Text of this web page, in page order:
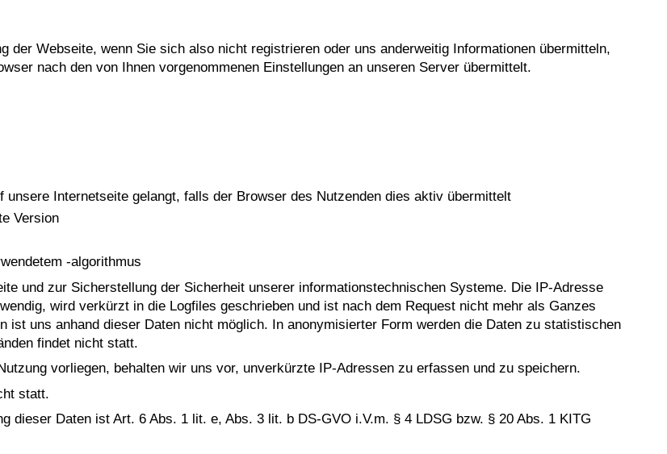
der Webseite, wenn Sie sich also nicht registrieren oder uns anderweitig Informationen übermitteln,
nach den von Ihnen vorgenommenen Einstellungen an unseren Server übermittelt.
Internetseite gelangt, falls der Browser des Nutzenden dies aktiv übermittelt
Version
-algorithmus
und zur Sicherstellung der Sicherheit unserer informationstechnischen Systeme. Die IP-Adresse
wird verkürzt in die Logfiles geschrieben und ist nach dem Request nicht mehr als Ganzes
uns anhand dieser Daten nicht möglich. In anonymisierter Form werden die Daten zu statistischen
findet nicht statt.
vorliegen, behalten wir uns vor, unverkürzte IP-Adressen zu erfassen und zu speichern.
statt.
dieser Daten ist Art. 6 Abs. 1 lit. e, Abs. 3 lit. b DS-GVO i.V.m. § 4 LDSG bzw. § 20 Abs. 1 KITG